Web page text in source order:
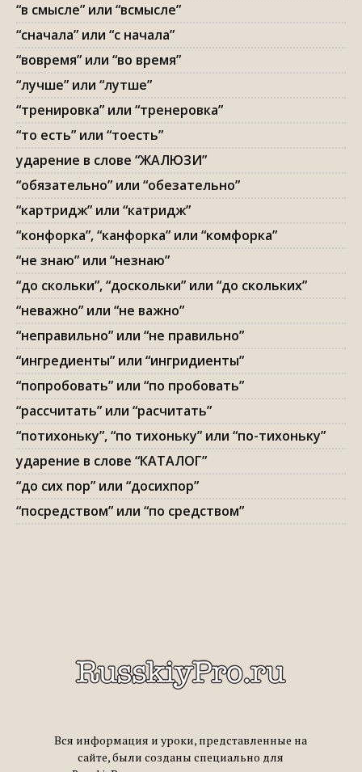
“в смысле” или “всмысле”
“сначала” или “с начала”
“вовремя” или “во время”
“лучше” или “лутше”
“тренировка” или “тренеровка”
“то есть” или “тоесть”
ударение в слове “ЖАЛЮЗИ”
“обязательно” или “обезательно”
“картридж” или “катридж”
“конфорка”, “канфорка” или “комфорка”
“не знаю” или “незнаю”
“до скольки”, “доскольки” или “до скольких”
“неважно” или “не важно”
“неправильно” или “не правильно”
“ингредиенты” или “ингридиенты”
“попробовать” или “по пробовать”
“рассчитать” или “расчитать”
“потихоньку”, “по тихоньку” или “по-тихоньку”
ударение в слове “КАТАЛОГ”
“до сих пор” или “досихпор”
“посредством” или “по средством”
Вся информация и уроки, представленные на
сайте, были созданы специально для